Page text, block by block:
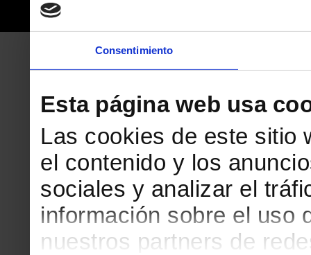
Consentimiento
Esta página web usa
Las cookies de este sitio
el contenido y los
sociales y analizar el
información sobre el uso
nuestros partners de